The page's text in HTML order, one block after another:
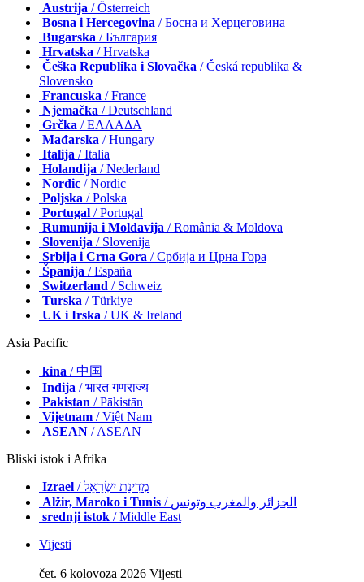
Austrija / Österreich
Bosna i Hercegovina / Босна и Херцеговина
Bugarska / България
Hrvatska / Hrvatska
Češka Republika i Slovačka / Česká republika &
Slovensko
Francuska / France
Njemačka / Deutschland
Grčka / ΕΛΛΑΔΑ
Mađarska / Hungary
Italija / Italia
Holandija / Nederland
Nordic / Nordic
Poljska / Polska
Portugal / Portugal
Rumunija i Moldavija / România & Moldova
Slovenija / Slovenija
Srbija i Crna Gora / Србија и Црна Гора
Španija / España
Switzerland / Schweiz
Turska / Türkiye
UK i Irska / UK & Ireland
Asia Pacific
kina / 中国
Indija / भारत गणराज्य
Pakistan / Pākistān
Vijetnam / Việt Nam
ASEAN / ASEAN
Bliski istok i Afrika
Izrael
/ מְדִינַת יִשְׂרָאֵל
Alžir, Maroko i Tunis
/ الجزائر والمغرب وتونس
srednji istok / Middle East
Vijesti
čet. 6 kolovoza 2026 Vijesti